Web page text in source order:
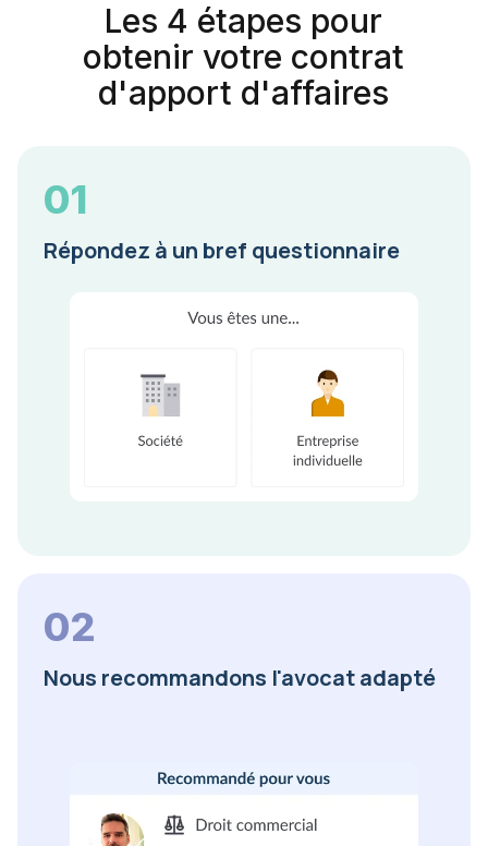
Les 4 étapes pour
obtenir votre contrat
d'apport d'affaires
01
Répondez à un bref questionnaire
02
Nous recommandons l'avocat adapté